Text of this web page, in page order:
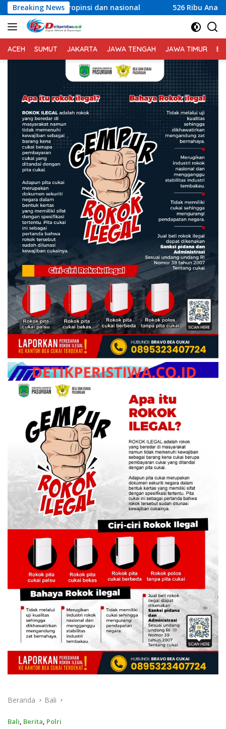
Langsung
ke
konten
Breaking News
dan nasional 526 Ribu Anak di Lombok Timur Jadi
ACEH SUMUT JAKARTA JAWA TENGAH JAWA TIMUR
Beranda Bali
Bali, Berita, Polri